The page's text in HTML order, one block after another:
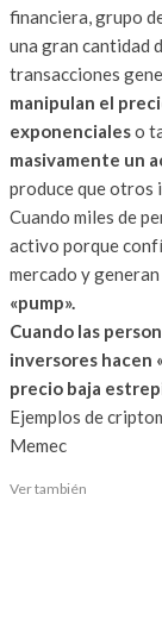
financiera, grupo
una gran cantidad
transacciones
manipulan el
exponencialeso
masivamente un
produce que otros
Cuando miles de
activo porque
mercado y
«pump».
Cuando las
inversores hacen
precio baja
Ejemplos de
Memec
Ver también